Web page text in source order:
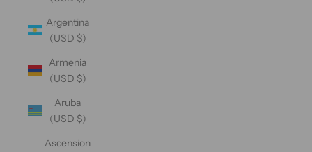
Argentina
(USD $)
Armenia
(USD $)
Aruba
(USD $)
Ascension